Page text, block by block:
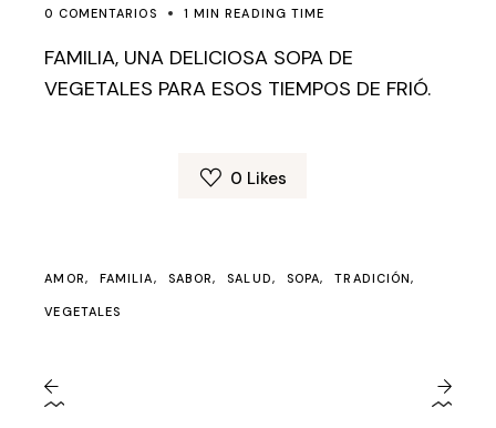
0 COMENTARIOS 1 MIN READING TIME
FAMILIA, UNA DELICIOSA SOPA DE
VEGETALES PARA ESOS TIEMPOS DE FRIÓ.
0 Likes
AMOR FAMILIA SABOR SALUD SOPA TRADICIÓN
VEGETALES